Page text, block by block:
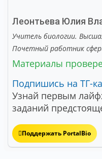
Леонтьева Юлия
Учитель биологии.
Почетный работник
Материалы
Подпишись на ТГ-
Узнай первым
заданий
Поддержать PortalBio